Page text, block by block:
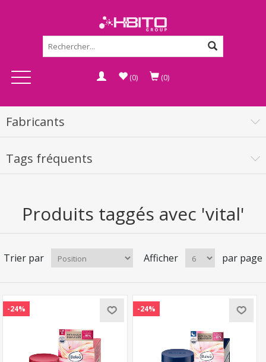
(0) (0)
Fabricants
Tags fréquents
Produits taggés avec 'vital'
Trier par Afficher par page
-24% -24%